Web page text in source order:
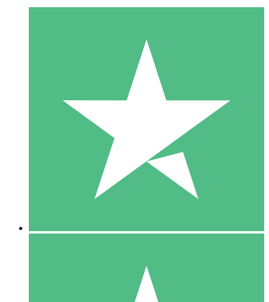
Paquetes de Créditos Individuales
Paga según el uso con créditos de descarga. Sin compromiso
10 00
10 Descargas
20 00